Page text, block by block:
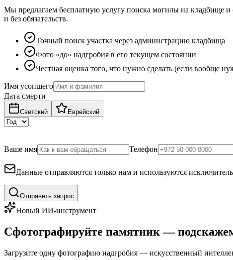
Мы предлагаем бесплатную услугу поиска могилы на кладбище
и без обязательств.
Точный поиск участка через администрацию кладбища
Фото «до» надгробия в его текущем состоянии
Честная оценка того, что нужно сделать (если вообще
Имя усопшего
Дата смерти
Светский Еврейский
Ваше имя Телефон
Данные отправляются только нам и используются
Отправить запрос
Новый ИИ-инструмент
Сфотографируйте памятник —
Загрузите одну фотографию надгробия — искусственный